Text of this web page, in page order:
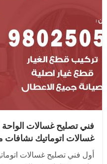
غسالات اتوماتيك نشافات
أول فني تصليح غسالات